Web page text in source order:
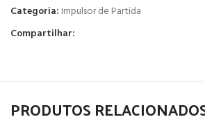
Categoria: Impulsor de Partida
Compartilhar:
PRODUTOS